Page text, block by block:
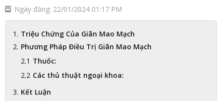
Ngày đăng: 22/01/2024 01:17 PM
Triệu Chứng Của Giãn Mao Mạch
Phương Pháp Điều Trị Giãn Mao Mạch
Thuốc:
Các thủ thuật ngoại khoa:
Kết Luận